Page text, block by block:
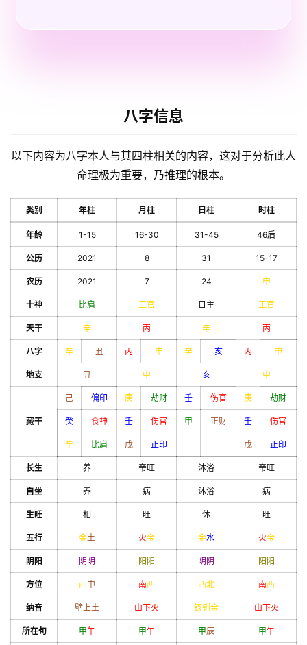
八字信息
以下内容为八字本人与其四柱相关的内容，这对于分析此人
命理极为重要，乃推理的根本。
类别 年柱 月柱 日柱 时柱
年龄 1-15 16-30 31-45 46后
公历 2021 8 31 15-17
农历 2021 7 24 申
十神 比肩 正官 日主 正官
天干 辛 丙 辛 丙
八字 辛 丑 丙 申 辛 亥 丙 申
地支 丑 申 亥 申
藏干
己 偏印 庚 劫财 壬 伤官 庚 劫财
癸 食神 壬 伤官 甲 正财 壬 伤官
辛 比肩 戊 正印 戊 正印
长生 养 帝旺 沐浴 帝旺
自坐 养 病 沐浴 病
生旺 相 旺 休 旺
五行 金土 火金 金水 火金
阴阳 阴 阴 阳 阳 阴 阴 阳 阳
方位 西中 南西 西北 南西
纳音 壁上土 山下火 钗钏金 山下火
所在旬 甲午 甲午 甲辰 甲午